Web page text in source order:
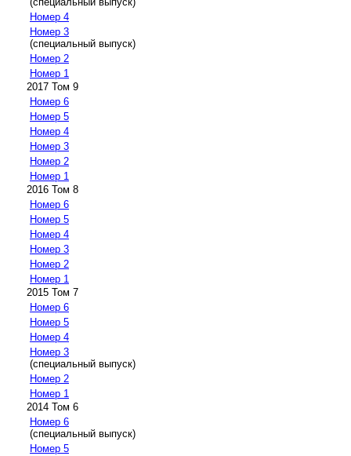
Номер 4
Номер 3
(специальный выпуск)
Номер 2
Номер 1
2017 Том 9
Номер 6
Номер 5
Номер 4
Номер 3
Номер 2
Номер 1
2016 Том 8
Номер 6
Номер 5
Номер 4
Номер 3
Номер 2
Номер 1
2015 Том 7
Номер 6
Номер 5
Номер 4
Номер 3
(специальный выпуск)
Номер 2
Номер 1
2014 Том 6
Номер 6
(специальный выпуск)
Номер 5